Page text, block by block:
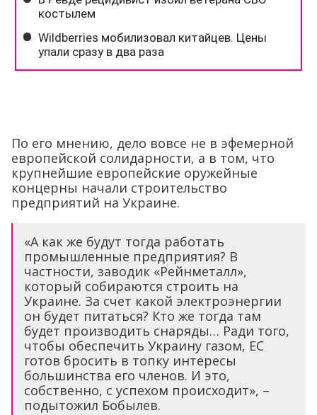
По его мнению, дело вовсе не в эфемерной
европейской солидарности, а в том, что
крупнейшие европейские оружейные
концерны начали строительство
предприятий на Украине.
«А как же будут тогда работать
промышленные предприятия? В
частности, заводик «Рейнметалл»,
который собираются строить на
Украине. За счет какой электроэнергии
он будет питаться? Кто же тогда там
будет производить снаряды… Ради того,
чтобы обеспечить Украину газом, ЕС
готов бросить в топку интересы
большинства его членов. И это,
собственно, с успехом происходит», –
подытожил Бобылев.